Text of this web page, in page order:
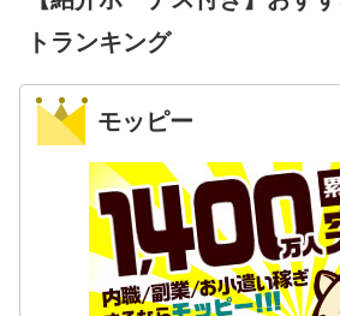
トランキング
モッピー